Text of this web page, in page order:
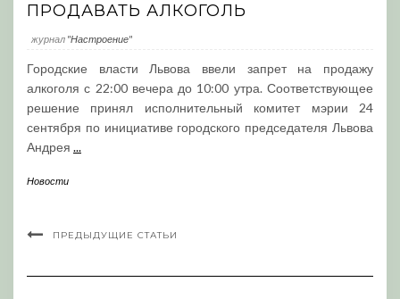
ПРОДАВАТЬ АЛКОГОЛЬ
журнал "Настроение"
Городские власти Львова ввели запрет на продажу
алкоголя с 22:00 вечера до 10:00 утра. Соответствующее
решение принял исполнительный комитет мэрии 24
сентября по инициативе городского председателя Львова
Андрея ...
Новости
ПРЕДЫДУЩИЕ СТАТЬИ